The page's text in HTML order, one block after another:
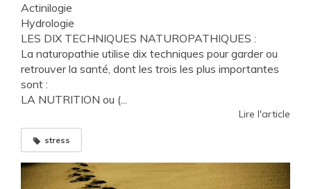
Actinilogie
Hydrologie
LES DIX TECHNIQUES NATUROPATHIQUES :
La naturopathie utilise dix techniques pour garder ou
retrouver la santé, dont les trois les plus importantes
sont :
LA NUTRITION ou (...
Lire l'article
stress